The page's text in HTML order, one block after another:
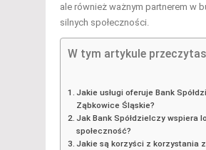
ale również ważnym partnerem w
silnych społeczności.
W tym artykule
Jakie usługi oferuje Bank
Ząbkowice Śląskie?
Jak Bank Spółdzielczy wspiera
społeczność?
Jakie są korzyści z korzystania z